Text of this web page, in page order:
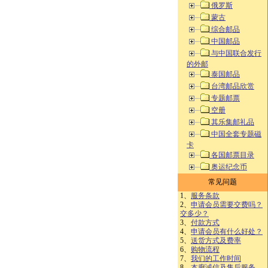
俄罗斯
蒙古
综合邮品
中国邮品
与中国联合发行
的外邮
泰国邮品
台湾邮品欣赏
专题邮票
空册
其乐集邮礼品
中国全套专题磁
卡
各国邮票目录
奥运纪念币
常见问题
1、 服务条款
2、 申请会员需要交费吗？
交多少？
3、 付款方式
4、 申请会员有什么好处？
5、 送货方式及费率
6、 购物流程
7、 我们的工作时间